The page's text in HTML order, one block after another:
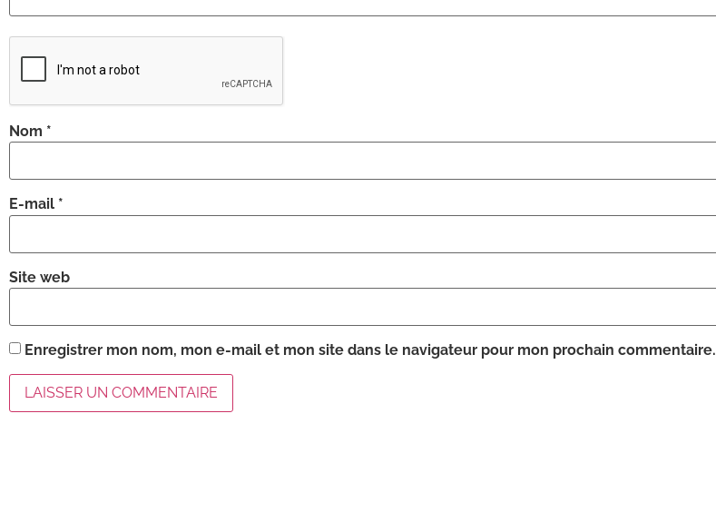
Nom *
E-mail *
Site web
Enregistrer mon nom, mon e-mail et mon site dans le navigateur pour mon prochain commentaire.